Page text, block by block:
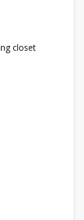
closet